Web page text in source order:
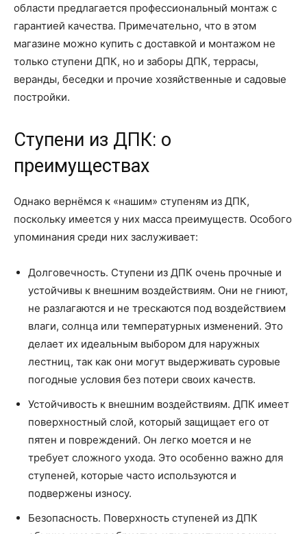
области предлагается профессиональный монтаж с
гарантией качества. Примечательно, что в этом
магазине можно купить с доставкой и монтажом не
только ступени ДПК, но и заборы ДПК, террасы,
веранды, беседки и прочие хозяйственные и садовые
постройки.
Ступени из ДПК: о
преимуществах
Однако вернёмся к «нашим» ступеням из ДПК,
поскольку имеется у них масса преимуществ. Особого
упоминания среди них заслуживает:
Долговечность. Ступени из ДПК очень прочные и
устойчивы к внешним воздействиям. Они не гниют,
не разлагаются и не трескаются под воздействием
влаги, солнца или температурных изменений. Это
делает их идеальным выбором для наружных
лестниц, так как они могут выдерживать суровые
погодные условия без потери своих качеств.
Устойчивость к внешним воздействиям. ДПК имеет
поверхностный слой, который защищает его от
пятен и повреждений. Он легко моется и не
требует сложного ухода. Это особенно важно для
ступеней, которые часто используются и
подвержены износу.
Безопасность. Поверхность ступеней из ДПК